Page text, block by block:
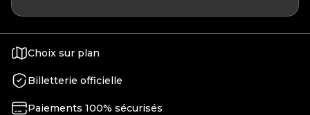
Choix sur plan
Billetterie officielle
Paiements 100% sécurisés